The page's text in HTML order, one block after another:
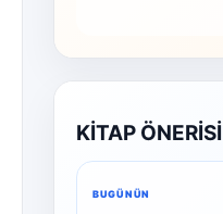
KİTAP ÖNERİSİ
BUGÜNÜN